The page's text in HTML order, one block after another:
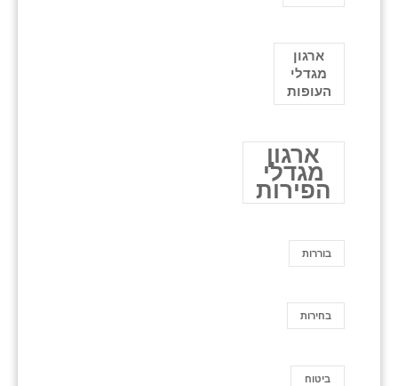
ארגון
מגדלי
העופות
ארגון
מגדלי
הפירות
בוררות
בחירות
ביטוח